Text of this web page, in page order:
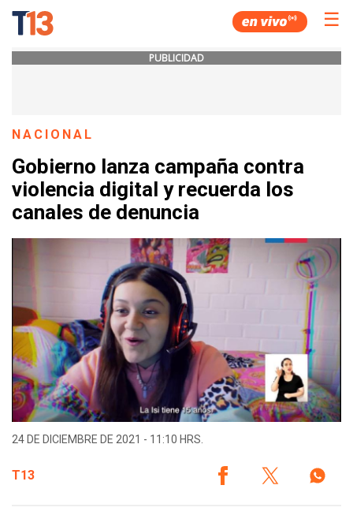
☰
PUBLICIDAD
NACIONAL
Gobierno lanza campaña contra
violencia digital y recuerda los
canales de denuncia
24 DE DICIEMBRE DE 2021 - 11:10 HRS.
T13